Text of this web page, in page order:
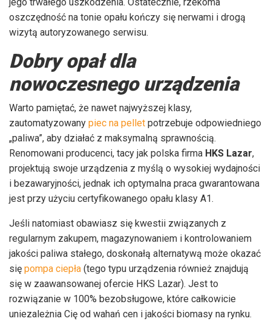
oszczędność na tonie opału kończy się nerwami i drogą
wizytą autoryzowanego serwisu.
Dobry opał dla
nowoczesnego urządzenia
Warto pamiętać, że nawet najwyższej klasy,
zautomatyzowany piec na pellet potrzebuje odpowiedniego
„paliwa”, aby działać z maksymalną sprawnością.
Renomowani producenci, tacy jak polska firma HKS Lazar,
projektują swoje urządzenia z myślą o wysokiej wydajności
i bezawaryjności, jednak ich optymalna praca gwarantowana
jest przy użyciu certyfikowanego opału klasy A1.
Jeśli natomiast obawiasz się kwestii związanych z
regularnym zakupem, magazynowaniem i kontrolowaniem
jakości paliwa stałego, doskonałą alternatywą może okazać
się pompa ciepła (tego typu urządzenia również znajdują
się w zaawansowanej ofercie HKS Lazar). Jest to
rozwiązanie w 100% bezobsługowe, które całkowicie
uniezależnia Cię od wahań cen i jakości biomasy na rynku.